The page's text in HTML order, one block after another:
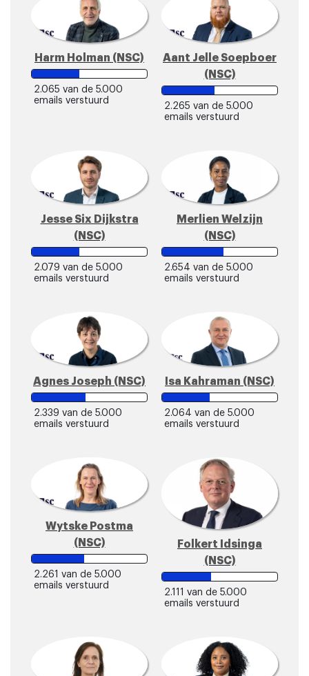
Harm Holman (NSC)
2.065 van de 5.000
emails verstuurd
Aant Jelle Soepboer
(NSC)
2.265 van de 5.000
emails verstuurd
Jesse Six Dijkstra
(NSC)
2.079 van de 5.000
emails verstuurd
Merlien Welzijn
(NSC)
2.654 van de 5.000
emails verstuurd
Agnes Joseph (NSC)
2.339 van de 5.000
emails verstuurd
Isa Kahraman (NSC)
2.064 van de 5.000
emails verstuurd
Wytske Postma
(NSC)
2.261 van de 5.000
emails verstuurd
Folkert Idsinga
(NSC)
2.111 van de 5.000
emails verstuurd